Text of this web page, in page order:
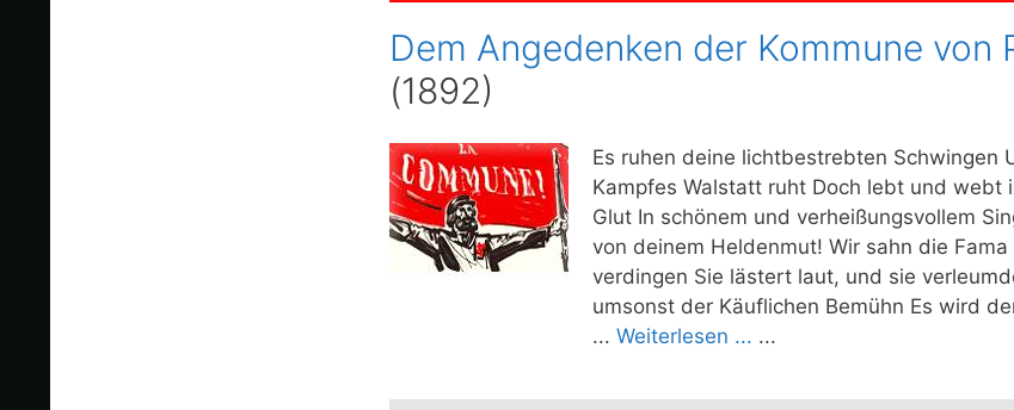
Dem Angedenken der Kommune von
(1892)
Es ruhen deine lichtbestrebten Schwingen
Kampfes Walstatt ruht Doch lebt und webt
Glut In schönem und verheißungsvollem
von deinem Heldenmut! Wir sahn die Fama
verdingen Sie lästert laut, und sie
umsonst der Käuflichen Bemühn Es wird
... Weiterlesen ... ...